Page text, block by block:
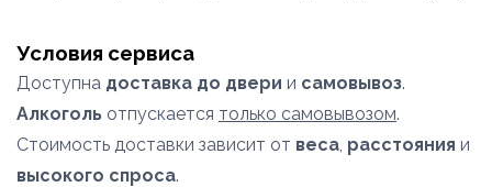
Условия сервиса
Доступна доставка до двери и самовывоз.
Алкоголь отпускается только самовывозом.
Стоимость доставки зависит от веса, расстояния и
высокого спроса.